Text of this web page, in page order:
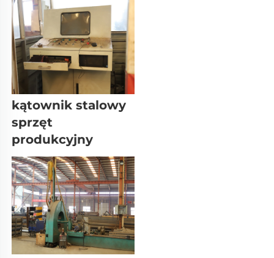
sprzęt
produkcyjny